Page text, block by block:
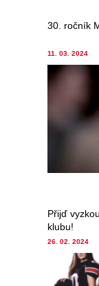
30. ročník
11. 03. 2024
Přijď
klubu!
26. 02. 2024